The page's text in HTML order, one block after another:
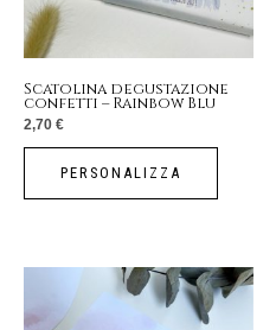
Scatolina degustazione
confetti – Rainbow Blu
2,70 €
PERSONALIZZA